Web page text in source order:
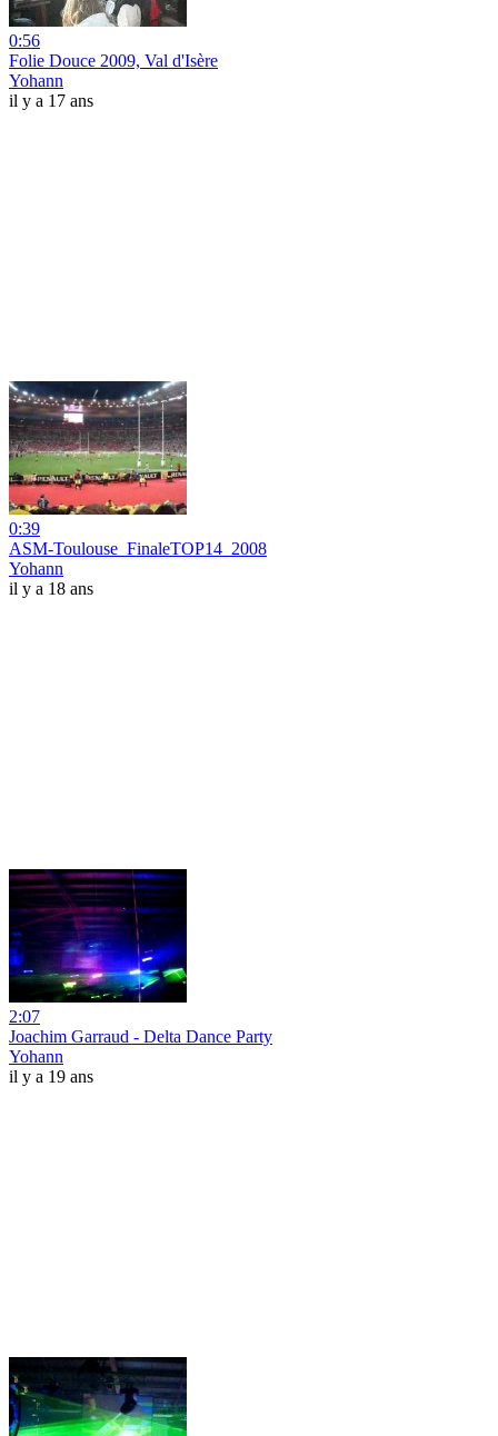
0:56
Folie Douce 2009, Val d'Isère
Yohann
il y a 17 ans
0:39
ASM-Toulouse_FinaleTOP14_2008
Yohann
il y a 18 ans
2:07
Joachim Garraud - Delta Dance Party
Yohann
il y a 19 ans